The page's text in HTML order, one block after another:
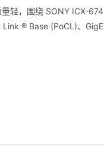
轻，围绕 SONY ICX-674
® Base (PoCL)、GigE